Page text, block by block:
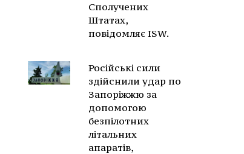
Сполучених
Штатах,
повідомляє ISW.
Російські сили
здійснили удар по
Запоріжжю за
допомогою
безпілотних
літальних
апаратів,